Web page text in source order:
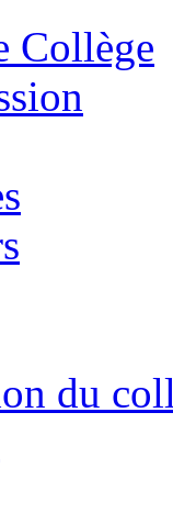
Collège
du